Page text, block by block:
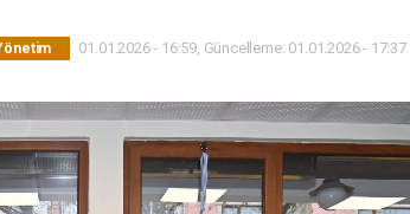
01.01.2026 - 16:59, Güncelleme: 01.01.2026 - 17:37